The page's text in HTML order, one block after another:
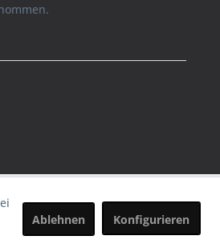
Ablehnen Konfigurieren